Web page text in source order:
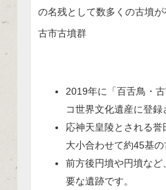
の名残として数多くの古墳が
古市古墳群
2019年に「百舌鳥・
コ世界文化遺産に登録
応神天皇陵とされる誉
大小合わせて約45基の
前方後円墳や円墳な
要な遺跡です。